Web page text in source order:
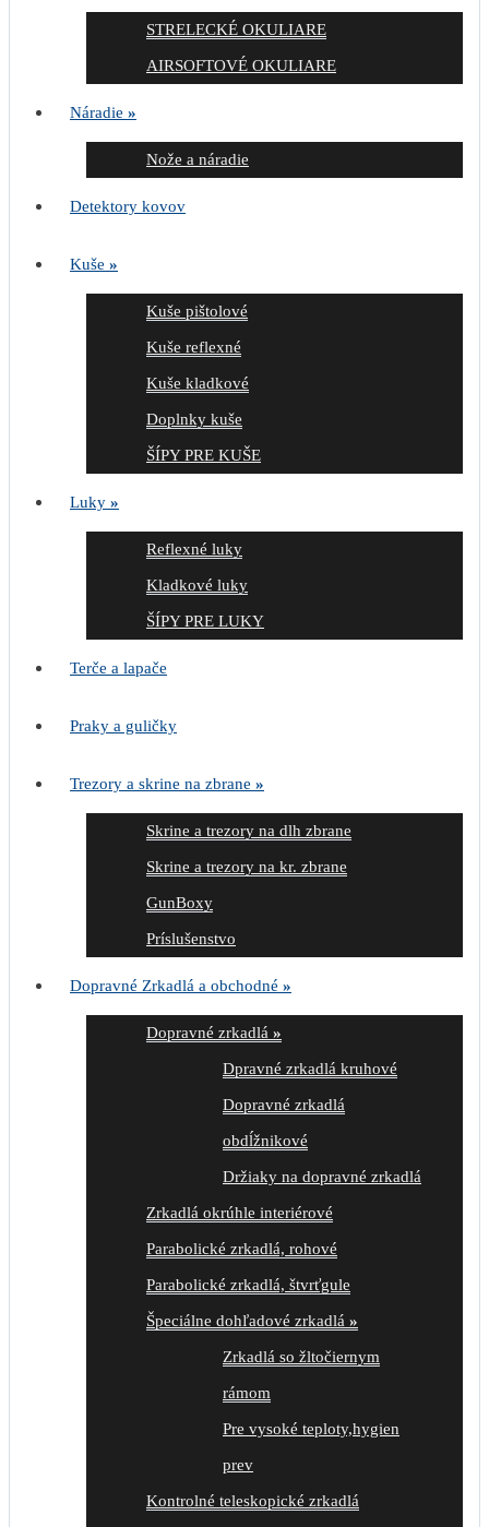
STRELECKÉ OKULIARE
AIRSOFTOVÉ OKULIARE
Náradie »
Nože a náradie
Detektory kovov
Kuše »
Kuše pištolové
Kuše reflexné
Kuše kladkové
Doplnky kuše
ŠÍPY PRE KUŠE
Luky »
Reflexné luky
Kladkové luky
ŠÍPY PRE LUKY
Terče a lapače
Praky a guličky
Trezory a skrine na zbrane »
Skrine a trezory na dlh zbrane
Skrine a trezory na kr. zbrane
GunBoxy
Príslušenstvo
Dopravné Zrkadlá a obchodné »
Dopravné zrkadlá »
Dpravné zrkadlá kruhové
Dopravné zrkadlá
obdĺžnikové
Držiaky na dopravné zrkadlá
Zrkadlá okrúhle interiérové
Parabolické zrkadlá, rohové
Parabolické zrkadlá, štvrťgule
Špeciálne dohľadové zrkadlá »
Zrkadlá so žltočiernym
rámom
Pre vysoké teploty,hygien
prev
Kontrolné teleskopické zrkadlá